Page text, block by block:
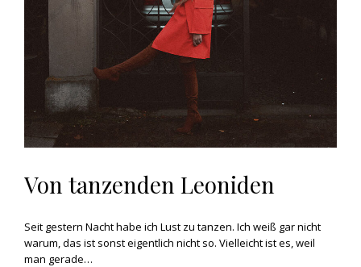
Von tanzenden Leoniden
Seit gestern Nacht habe ich Lust zu tanzen. Ich weiß gar nicht
warum, das ist sonst eigentlich nicht so. Vielleicht ist es, weil
man gerade…